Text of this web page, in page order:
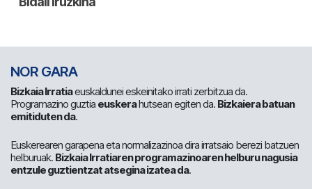
NOR GARA
Bizkaia Irratiaeuskaldunei eskeinitako irrati zerbitzua da.
Programazino guztia euskerahutsean egiten da. Bizkaiera batuan
emitiduten da.
Euskerearen garapena eta normalizazinoa dira irratsaio berezi batzuen
helburuak. Bizkaia Irratiaren programazinoaren helburu nagusia
entzule guztientzat atsegina izatea da.